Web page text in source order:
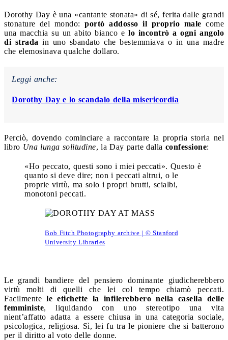
Dorothy Day è una «cantante stonata» di sé, ferita dalle grandi
stonature del mondo:portò addosso il proprio male come
una macchia su un abito bianco elo incontrò a ogni angolo
di strada in uno sbandato che bestemmiava o in una madre
che elemosinava qualche dollaro.
Leggi anche:
Dorothy Day e lo scandalo della misericordia
Perciò, dovendo cominciare a raccontare la propria storia nel
libro Una lunga solitudine, la Day parte dalla confessione:
«Ho peccato, questi sono i miei peccati». Questo è
quanto si deve dire; non i peccati altrui, o le
proprie virtù, ma solo i propri brutti, scialbi,
monotoni peccati.
Bob Fitch Photography archive | © Stanford
University Libraries
Le grandi bandiere del pensiero dominante giudicherebbero
virtù molti di quelli che lei col tempo chiamò peccati.
Facilmentele etichette la infilerebbero nella casella delle
femministe, liquidando con uno stereotipo una vita
nient’affatto adatta a essere chiusa in una categoria sociale,
psicologica, religiosa. Sì, lei fu tra le pioniere che si batterono
per il diritto al voto delle donne.